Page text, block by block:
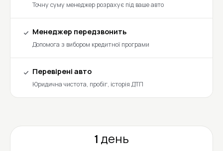
Точну суму менеджер розрахує під ваше авто
Менеджер передзвонить
Допомога з вибором кредитної програми
Перевірені авто
Юридична чистота, пробіг, історія ДТП
1 день